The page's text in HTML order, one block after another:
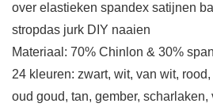
over elastieken spandex satijnen
stropdas jurk DIY naaien
Materiaal: 70% Chinlon & 30%
24 kleuren: zwart, wit, van wit,
oud goud, tan, gember,